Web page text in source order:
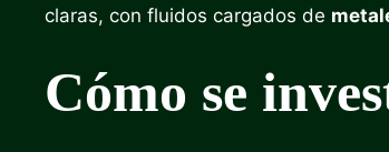
claras, con fluidos cargados de
Cómo se